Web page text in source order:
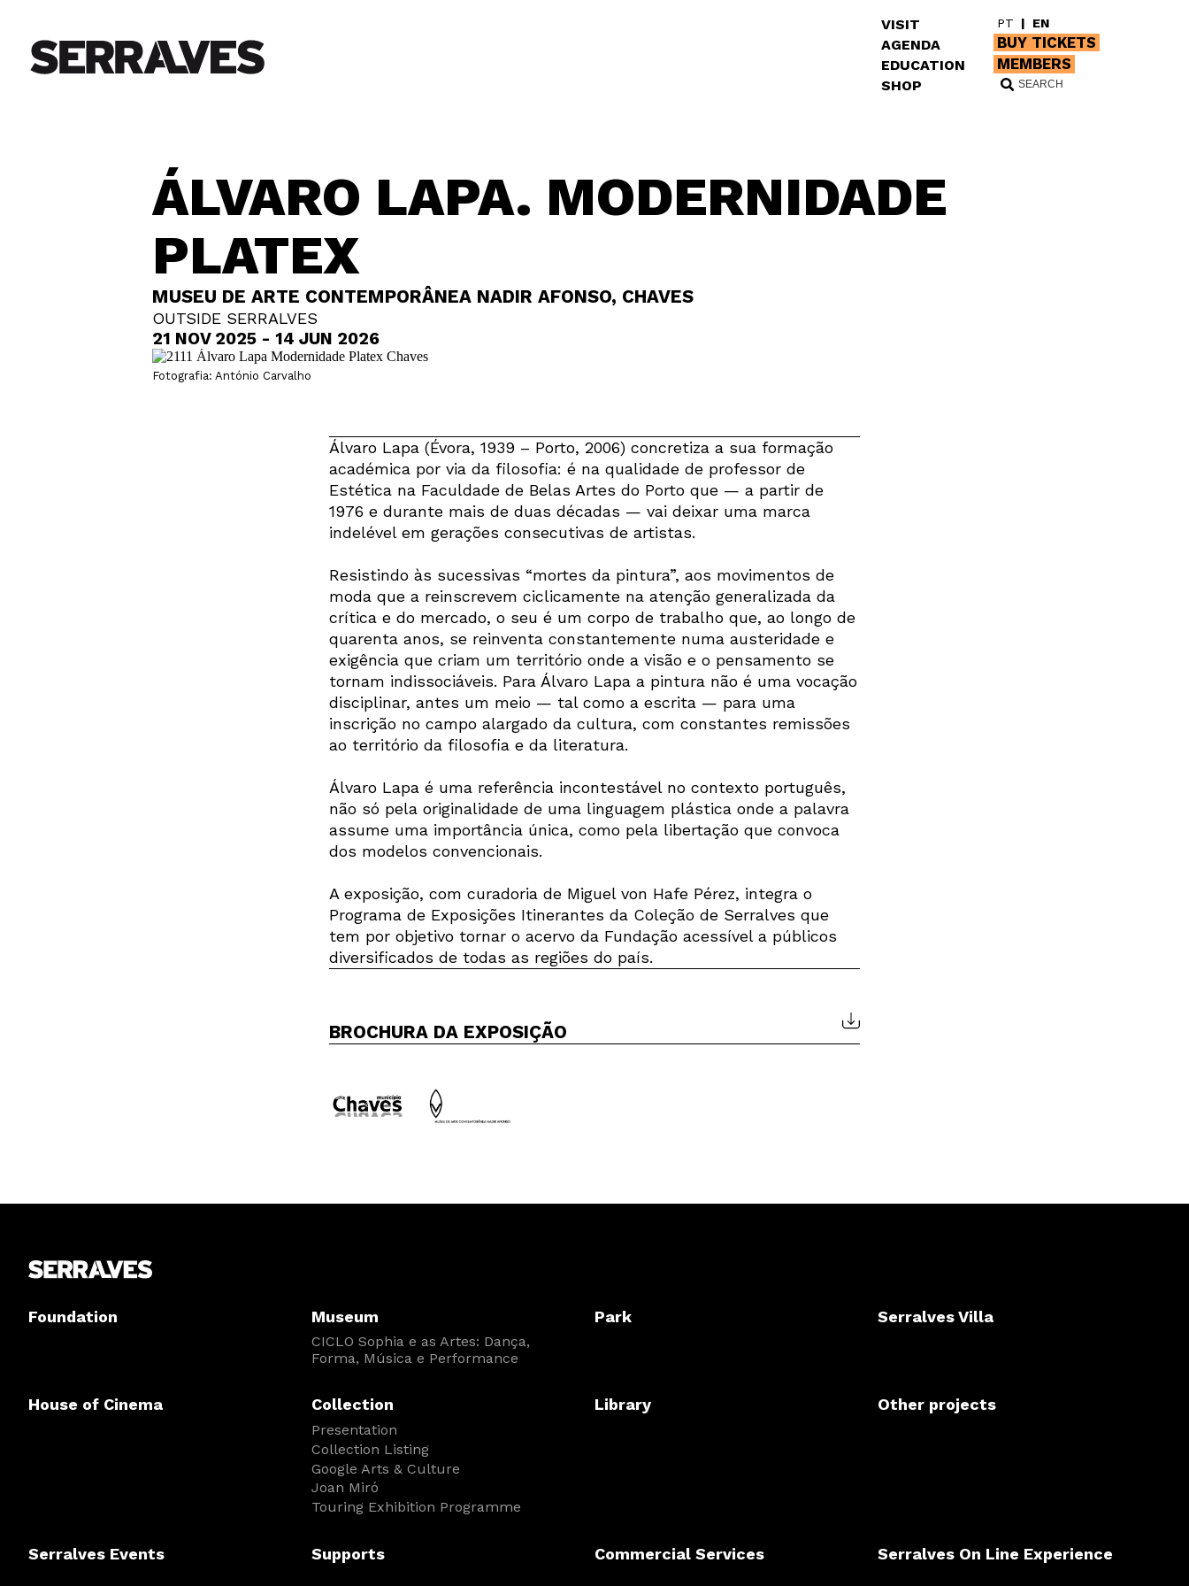
VISIT
AGENDA
EDUCATION
SHOP
PT | EN
BUY TICKETS
MEMBERS
ÁLVARO LAPA. MODERNIDADE
PLATEX
MUSEU DE ARTE CONTEMPORÂNEA NADIR AFONSO, CHAVES
OUTSIDE SERRALVES
21 NOV 2025 - 14 JUN 2026
Fotografia: António Carvalho
Álvaro Lapa (Évora, 1939 – Porto, 2006) concretiza a sua formação
académica por via da filosofia: é na qualidade de professor de
Estética na Faculdade de Belas Artes do Porto que — a partir de
1976 e durante mais de duas décadas — vai deixar uma marca
indelével em gerações consecutivas de artistas.
Resistindo às sucessivas “mortes da pintura”, aos movimentos de
moda que a reinscrevem ciclicamente na atenção generalizada da
crítica e do mercado, o seu é um corpo de trabalho que, ao longo de
quarenta anos, se reinventa constantemente numa austeridade e
exigência que criam um território onde a visão e o pensamento se
tornam indissociáveis. Para Álvaro Lapa a pintura não é uma vocação
disciplinar, antes um meio — tal como a escrita — para uma
inscrição no campo alargado da cultura, com constantes remissões
ao território da filosofia e da literatura.
Álvaro Lapa é uma referência incontestável no contexto português,
não só pela originalidade de uma linguagem plástica onde a palavra
assume uma importância única, como pela libertação que convoca
dos modelos convencionais.
A exposição, com curadoria de Miguel von Hafe Pérez, integra o
Programa de Exposições Itinerantes da Coleção de Serralves que
tem por objetivo tornar o acervo da Fundação acessível a públicos
diversificados de todas as regiões do país.
BROCHURA DA EXPOSIÇÃO
Foundation Museum
CICLO Sophia e as Artes: Dança,
Forma, Música e Performance
Park Serralves Villa
House of Cinema Collection
Presentation
Collection Listing
Google Arts & Culture
Joan Miró
Touring Exhibition Programme
Library Other projects
Serralves Events Supports Commercial Services Serralves On Line Experience
Newsletter